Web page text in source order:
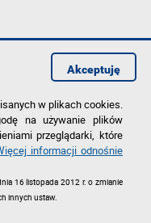
w plikach cookies.
na używanie plików
przeglądarki, które
informacji odnośnie
16 listopada 2012 r. o zmianie
innych ustaw.
Akceptuję